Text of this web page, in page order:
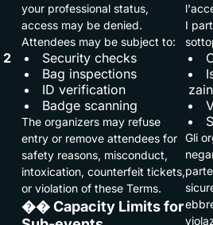
2
your professional status,
access may be denied.
Attendees may be subject to:
Security checks
Bag inspections
ID verification
Badge scanning
The organizers may refuse
entry or remove attendees for
safety reasons, misconduct,
intoxication, counterfeit tickets,
or violation of these Terms.
�� Capacity Limits for
I
Gli